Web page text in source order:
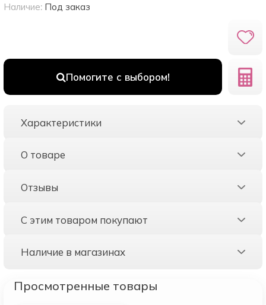
Помогите с выбором!
Наличие: Под заказ
Характеристики
О товаре
Отзывы
С этим товаром покупают
Наличие в магазинах
Просмотренные товары